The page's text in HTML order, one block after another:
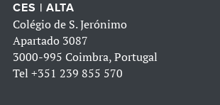
CES | ALTA
Colégio de S. Jerónimo
Apartado 3087
3000-995 Coimbra, Portugal
Tel +351 239 855 570